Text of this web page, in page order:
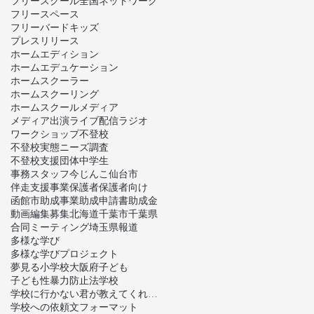
フリースペース
フリーバードキッズ
プレスリリース
ホームエディション
ホームエデュケーション
ホームスクーラー
ホームスクーリング
ホームスクールメディア
メディア出演ライブ配信ラジオ
ワークショップ不登校
不登校実態ニーズ調査
不登校支援団体中学生
事務スタッフ今じんこ仙台市
伴走支援事業保護者保護者向け
函館市助成事業助成申請書助成金
動画編集募集北海道千葉市千葉県
合同ミーティング埼玉県報道
多様な学び
多様な学びプロジェクト
夢見る小学校大阪府子ども
子ども性暴力防止法学校
学校に行かない君が教えてくれたこと
学校への依頼文フォーマット